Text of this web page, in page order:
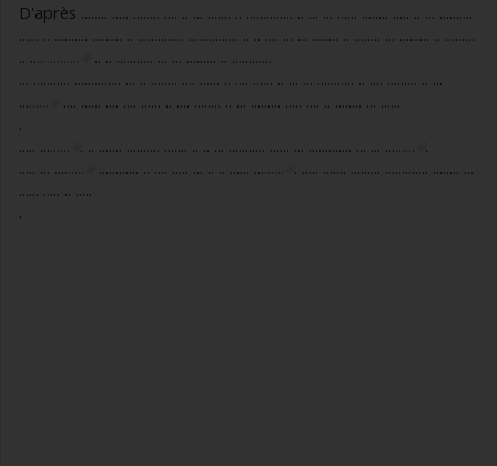
D'après ........ ..... ........ .... .. ... ....... .. .............. .. ... ... ...... ........ ..... .. ... ..........
...... .. .......... ......... .. .............. ............... .. .. .... ... ... ........ .. ........ ... ......... .. .........
.. ...............
.. .. ........... ... ... ......... .. ............
... ........... .............. ... .. ........ .... ...... .. .... ...... .. ... ... ........... .. .... ......... .. ...
.........
.... ...... .... .... ...... .. .... ........ .. ... ......... ..... .... .. ........ ... ......
.
..... ......... . .. ....... .......... ....... .. .. ... ........... ...... ... ............. ... ... ......... .
..... ... ......... ............ .. .... ..... ... .. .. ...... ......... . ..... ....... ......... ............. ........ ...
...... ..... .. .....
.